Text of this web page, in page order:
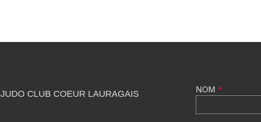
JUDO CLUB COEUR LAURAGAIS
NOM *